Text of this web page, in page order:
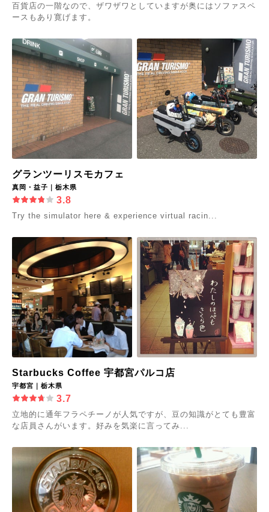
百貨店の一階なので、ザワザワとしていますが奥にはソファスペ
ースもあり寛げます。
グランツーリスモカフェ
真岡・益子｜栃木県
3.8
Try the simulator here & experience virtual racin...
Starbucks Coffee 宇都宮パルコ店
宇都宮｜栃木県
3.7
立地的に通年フラペチーノが人気ですが、豆の知識がとても豊富
な店員さんがいます。好みを気楽に言ってみ...